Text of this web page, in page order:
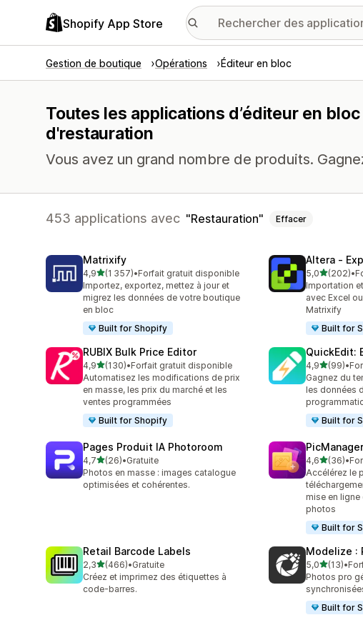
Shopify App Store
Gestion de boutique Opérations Éditeur en bloc
Toutes les applications d’éditeur en
d'restauration
Vous avez un grand nombre de produits.
453 applications avec Restauration Effacer
Matrixify
4,9étoile(s) sur 5
(1 357)
1357 avis au total
•Forfait gratuit disponible
Importez, exportez, mettez à jour et
migrez les données de votre boutique
en bloc
Built for Shopify
Altera ‑
5,0étoile(s)
(202)
202 avis au•
Importation
avec Excel
Matrixify
Built for
RUBIX Bulk Price Editor
4,9étoile(s) sur 5
(130)
130 avis au total
•Forfait gratuit disponible
Automatisez les modifications de prix
en masse, les prix du marché et les
ventes programmées
Built for Shopify
QuickEdit:
4,9étoile(s)
(99)
99 avis au•
Gagnez du
les données
Built for
Pages Produit IA Photoroom
4,7étoile(s) sur 5
(26)
26 avis au total
•Gratuite
Photos en masse : images catalogue
optimisées et cohérentes.
4,6étoile(s)
(36)
36 avis au•
Accélérez le
mise en ligne
photos
Built for
Retail Barcode Labels
2,3étoile(s) sur 5
(466)
466 avis au total
•Gratuite
Créez et imprimez des étiquettes à
code-barres.
Modelize :
5,0étoile(s)
(13)
13 avis au
•
Photos pro
Built for